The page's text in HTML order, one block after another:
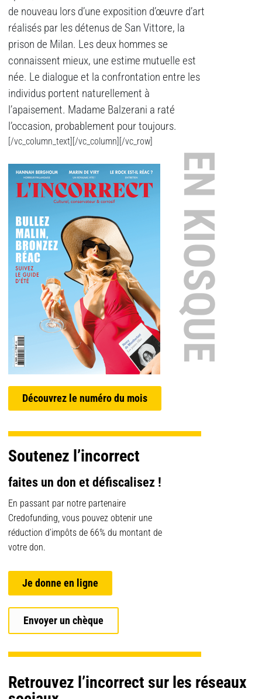
de nouveau lors d’une exposition d’œuvre d’art
réalisés par les détenus de San Vittore, la
prison de Milan. Les deux hommes se
connaissent mieux, une estime mutuelle est
née. Le dialogue et la confrontation entre les
individus portent naturellement à
l’apaisement. Madame Balzerani a raté
l’occasion, probablement pour toujours.
[/vc_column_text][/vc_column][/vc_row]
EN KIOSQUE
Découvrez le numéro du mois
Soutenez l’incorrect
faites un don et défiscalisez !
En passant par notre partenaire
Credofunding, vous pouvez obtenir une
réduction d’impôts de 66% du montant de
votre don.
Je donne en ligne
Envoyer un chèque
Retrouvez l’incorrect sur les réseaux